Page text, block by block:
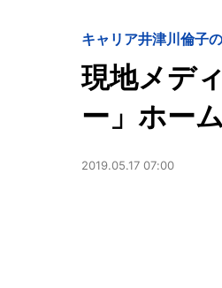
キャリア井津川倫子
現地メデ
ー」ホー
2019.05.17 07:00